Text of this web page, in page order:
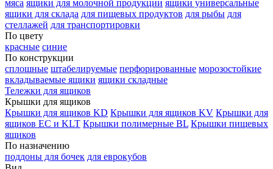
мяса ящики для молочной продукции ящики универсальные
ящики для склада для пищевых продуктов для рыбы для
стеллажей для транспортировки
По цвету
красные синие
По конструкции
сплошные штабелируемые перфорированные морозостойкие
вкладываемые ящики ящики складные
Тележки для ящиков
Крышки для ящиков
Крышки для ящиков KD Крышки для ящиков KV Крышки для
ящиков EC и KLT Крышки полимерные BL Крышки пищевых
ящиков
По назначению
поддоны для бочек для еврокубов